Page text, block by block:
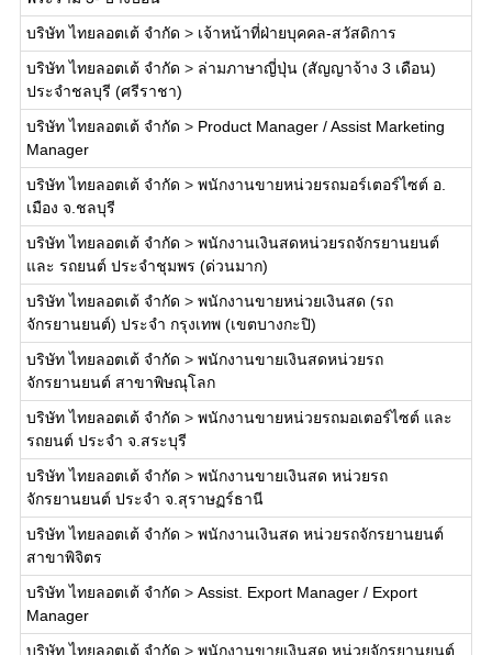
บริษัท ไทยลอตเต้ จำกัด > เจ้าหน้าที่ฝ่ายบุคคล-สวัสดิการ
บริษัท ไทยลอตเต้ จำกัด > ล่ามภาษาญี่ปุ่น (สัญญาจ้าง 3 เดือน)
ประจำชลบุรี (ศรีราชา)
บริษัท ไทยลอตเต้ จำกัด > Product Manager / Assist Marketing
Manager
บริษัท ไทยลอตเต้ จำกัด > พนักงานขายหน่วยรถมอร์เตอร์ไซต์ อ.
เมือง จ.ชลบุรี
บริษัท ไทยลอตเต้ จำกัด > พนักงานเงินสดหน่วยรถจักรยานยนต์
และ รถยนต์ ประจำชุมพร (ด่วนมาก)
บริษัท ไทยลอตเต้ จำกัด > พนักงานขายหน่วยเงินสด (รถ
จักรยานยนต์) ประจำ กรุงเทพ (เขตบางกะปิ)
บริษัท ไทยลอตเต้ จำกัด > พนักงานขายเงินสดหน่วยรถ
จักรยานยนต์ สาขาพิษณุโลก
บริษัท ไทยลอตเต้ จำกัด > พนักงานขายหน่วยรถมอเตอร์ไซต์ และ
รถยนต์ ประจำ จ.สระบุรี
บริษัท ไทยลอตเต้ จำกัด > พนักงานขายเงินสด หน่วยรถ
จักรยานยนต์ ประจำ จ.สุราษฏร์ธานี
บริษัท ไทยลอตเต้ จำกัด > พนักงานเงินสด หน่วยรถจักรยานยนต์
สาขาพิจิตร
บริษัท ไทยลอตเต้ จำกัด > Assist. Export Manager / Export
Manager
บริษัท ไทยลอตเต้ จำกัด > พนักงานขายเงินสด หน่วยจักรยานยนต์